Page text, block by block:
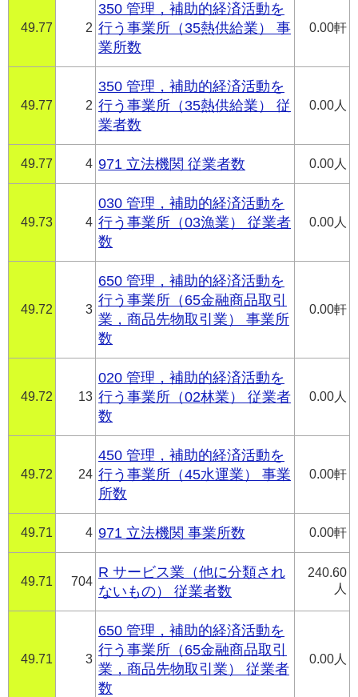
49.77 2
350 管理，補助的経済活動を
行う事業所（35熱供給業） 事
業所数
0.00軒
49.77 2
350 管理，補助的経済活動を
行う事業所（35熱供給業） 従
業者数
0.00人
49.77 4 971 立法機関 従業者数 0.00人
49.73 4
030 管理，補助的経済活動を
行う事業所（03漁業） 従業者
数
0.00人
49.72 3
650 管理，補助的経済活動を
行う事業所（65金融商品取引
業，商品先物取引業） 事業所
数
0.00軒
49.72 13
020 管理，補助的経済活動を
行う事業所（02林業） 従業者
数
0.00人
49.72 24
450 管理，補助的経済活動を
行う事業所（45水運業） 事業
所数
0.00軒
49.71 4 971 立法機関 事業所数 0.00軒
49.71 704
R サービス業（他に分類され
ないもの） 従業者数
240.60
人
49.71 3
650 管理，補助的経済活動を
行う事業所（65金融商品取引
業，商品先物取引業） 従業者
数
0.00人